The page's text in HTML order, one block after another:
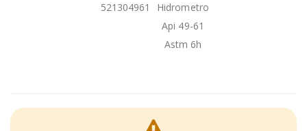
521304961
Hidrometro
Api 49-61
Astm 6h